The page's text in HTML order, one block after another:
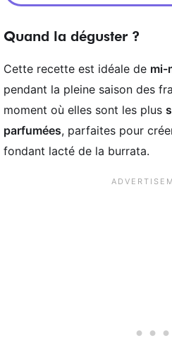
Quand la déguster ?
Cette recette est idéale de mi-
pendant la pleine saison des
moment où elles sont les plus
parfumées, parfaites pour
fondant lacté de la burrata.